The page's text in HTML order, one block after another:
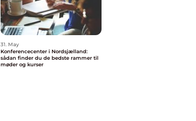
31. May
Konferencecenter i Nordsjælland:
sådan finder du de bedste rammer til
møder og kurser